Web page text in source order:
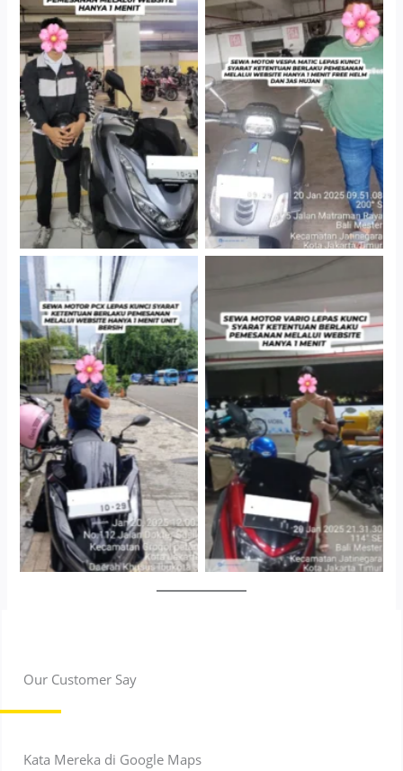
Hotel Kartika Chandra,
Jakarta Selatan
Cityplaza Jatinegara
Gedung Parkir P6A
Antar Jemput Kendaraan
Cityplaza Jatinegara
Gedung Parkir P6A
Our Customer Say
Kata Mereka di Google Maps